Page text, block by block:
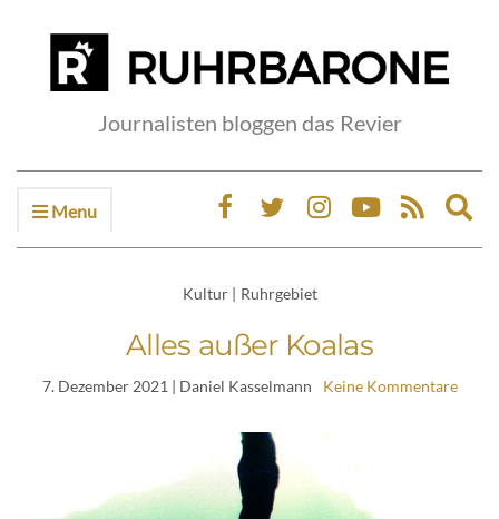
Journalisten bloggen das Revier
Menu
Kultur | Ruhrgebiet
Alles außer Koalas
7. Dezember 2021 | Daniel Kasselmann Keine Kommentare